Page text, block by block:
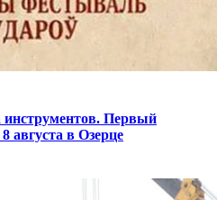
Первый
августа в Озерце